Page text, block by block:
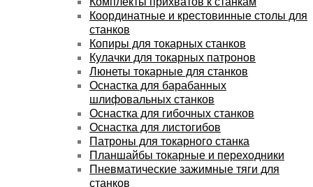
Координатные и крестовинные столы для
станков
Копиры для токарных станков
Кулачки для токарных патронов
Люнеты токарные для станков
Оснастка для барабанных
шлифовальных станков
Оснастка для гибочных станков
Оснастка для листогибов
Патроны для токарного станка
Планшайбы токарные и переходники
Пневматические зажимные тяги для
станков